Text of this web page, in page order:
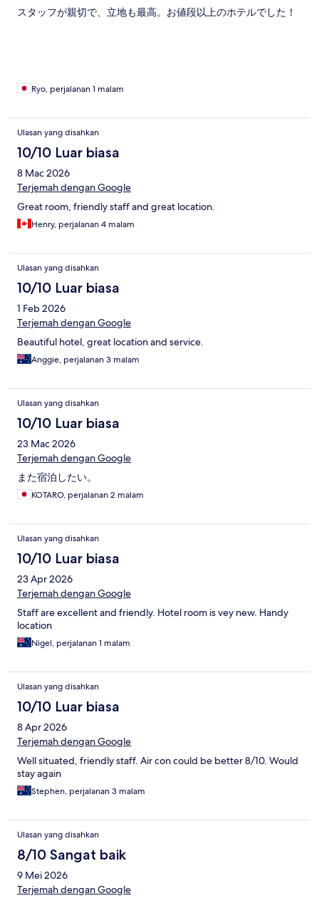
スタッフが親切で、立地も最高。お値段以上のホテルでした！
Ryo, perjalanan 1 malam
Ulasan yang disahkan
10/10 Luar biasa
8 Mac 2026
Terjemah dengan Google
Great room, friendly staff and great location.
Henry, perjalanan 4 malam
Ulasan yang disahkan
10/10 Luar biasa
1 Feb 2026
Terjemah dengan Google
Beautiful hotel, great location and service.
Anggie, perjalanan 3 malam
Ulasan yang disahkan
10/10 Luar biasa
23 Mac 2026
Terjemah dengan Google
また宿泊したい。
KOTARO, perjalanan 2 malam
Ulasan yang disahkan
10/10 Luar biasa
23 Apr 2026
Terjemah dengan Google
Staff are excellent and friendly. Hotel room is vey new. Handy
location
Nigel, perjalanan 1 malam
Ulasan yang disahkan
10/10 Luar biasa
8 Apr 2026
Terjemah dengan Google
Well situated, friendly staff. Air con could be better 8/10. Would
stay again
Stephen, perjalanan 3 malam
Ulasan yang disahkan
8/10 Sangat baik
9 Mei 2026
Terjemah dengan Google